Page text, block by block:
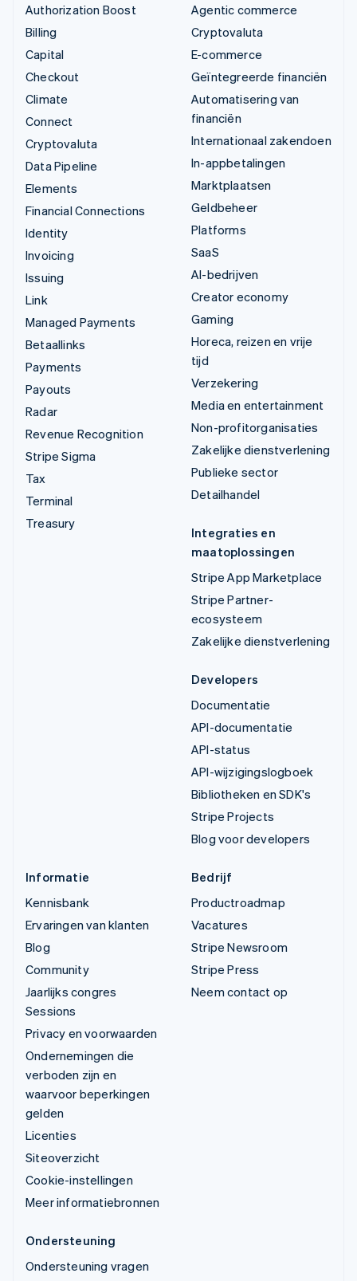
Authorization Boost
Billing
Capital
Checkout
Climate
Connect
Cryptovaluta
Data Pipeline
Elements
Financial Connections
Identity
Invoicing
Issuing
Link
Managed Payments
Betaallinks
Payments
Payouts
Radar
Revenue Recognition
Stripe Sigma
Tax
Terminal
Treasury
Agentic commerce
Cryptovaluta
E-commerce
Geïntegreerde financiën
Automatisering van
financiën
Internationaal zakendoen
In-appbetalingen
Marktplaatsen
Geldbeheer
Platforms
SaaS
AI-bedrijven
Creator economy
Gaming
Horeca, reizen en vrije
tijd
Verzekering
Media en entertainment
Non-profitorganisaties
Zakelijke dienstverlening
Publieke sector
Detailhandel
Integraties en
maatoplossingen
Stripe App Marketplace
Stripe Partner-
ecosysteem
Zakelijke dienstverlening
Developers
Documentatie
API-documentatie
API-status
API-wijzigingslogboek
Bibliotheken en SDK's
Stripe Projects
Blog voor developers
Informatie
Kennisbank
Ervaringen van klanten
Blog
Community
Jaarlijks congres
Sessions
Privacy en voorwaarden
Ondernemingen die
verboden zijn en
waarvoor beperkingen
gelden
Licenties
Siteoverzicht
Cookie-instellingen
Meer informatiebronnen
Bedrijf
Productroadmap
Vacatures
Stripe Newsroom
Stripe Press
Neem contact op
Ondersteuning
Ondersteuning vragen